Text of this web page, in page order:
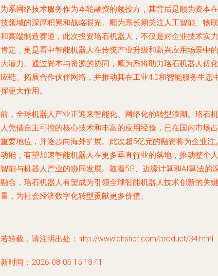
系网络技术服务作为本轮融资的领投方，其背后是顺为资本在
领域的深厚积累和战略眼光。顺为系长期关注人工智能、物联
高端制造赛道，此次投资珞石机器人，不仅是对企业技术实力
定，更是看中智能机器人在传统产业升级和新兴应用场景中的
潜力。通过资本与资源的协同，顺为系将助力珞石机器人优化
链、拓展合作伙伴网络，并推动其在工业4.0和智能服务生态
更大作用。
，全球机器人产业正迎来智能化、网络化的转型浪潮。珞石机
凭借自主可控的核心技术和丰富的应用经验，已在国内市场占
要地位，并逐步向海外扩展。此次超5亿元的融资将为企业注
能，有望加速智能机器人在更多垂直行业的落地，推动整个人
能与机器人产业的协同发展。随着5G、边缘计算和AI算法的
合，珞石机器人有望成为引领全球智能机器人技术创新的关键
，为社会经济数字化转型贡献更多价值。
转载，请注明出处：http://www.qhshpt.com/product/34.html
时间：2026-08-06 15:18:41